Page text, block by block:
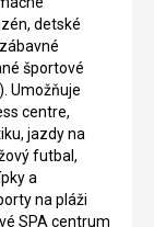
detské
športové
Umožňuje
centre,
jazdy na
futbal,
a
na pláži
SPA centrum